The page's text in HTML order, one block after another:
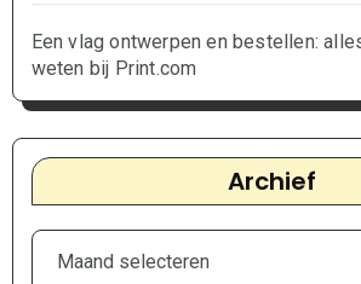
Een vlag ontwerpen en bestellen:
weten bij Print.com
Archief